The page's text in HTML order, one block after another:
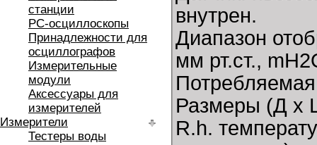
станции
РС-осциллоскопы
Принадлежности для
осциллографов
Измерительные
модули
Аксессуары для
измерителей
Измерители
Тестеры воды
внутрен.
Диапазон
мм рт.ст.,
Размеры (Д х
R.h.